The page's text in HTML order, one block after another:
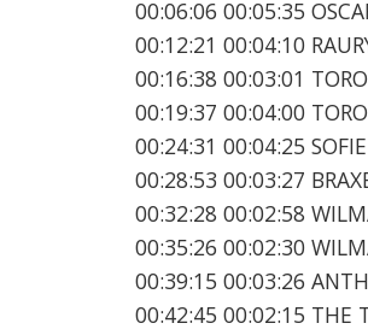
00:06:06 00:05:35
00:12:21 00:04:10
00:16:38 00:03:01
00:19:37 00:04:00 TORO
00:24:31 00:04:25 SOFIE
00:28:53 00:03:27
00:32:28 00:02:58
00:35:26 00:02:30
00:39:15 00:03:26
00:42:45 00:02:15 THE